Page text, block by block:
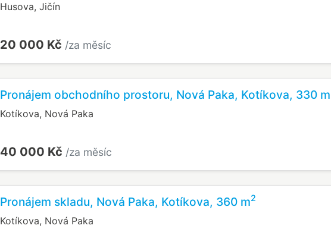
Husova, Jičín
20 000 Kč /za měsíc
Pronájem obchodního prostoru, Nová Paka, Kotíkova, 330 m
Kotíkova, Nová Paka
40 000 Kč /za měsíc
Pronájem skladu, Nová Paka, Kotíkova, 360 m2
Kotíkova, Nová Paka